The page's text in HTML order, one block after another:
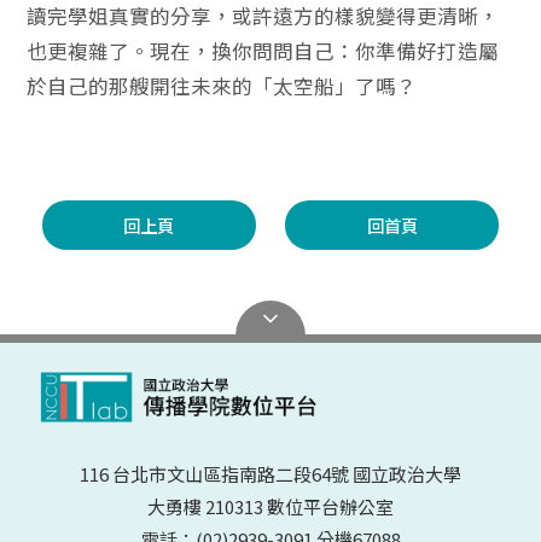
讀完學姐真實的分享，或許遠方的樣貌變得更清晰，
也更複雜了。現在，換你問問自己：你準備好打造屬
於自己的那艘開往未來的「太空船」了嗎？
回上頁 回首頁
116 台北市文山區指南路二段64號 國立政治大學
大勇樓 210313 數位平台辦公室